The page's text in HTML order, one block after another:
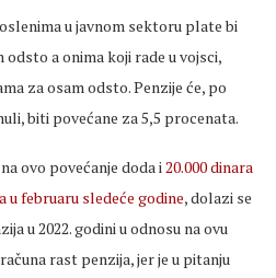
u javnom sektoru plate bi
a onima koji rade u vojsci,
za osam odsto. Penzije će, po
biti povećane za 5,5 procenata.
ovo povećanje doda i20.000 dinara
u februaru sledeće godine, dolazi se
u 2022. godini u odnosu na ovu
rast penzija, jer je u pitanju